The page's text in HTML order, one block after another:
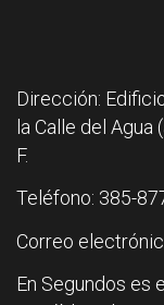
Dirección:
la Calle del Agua
F.
Teléfono: 385-
Correo
En Segundos es